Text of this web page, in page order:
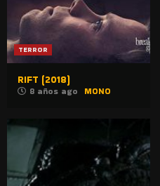
TERROR
RIFT (2018)
8 años ago MONO